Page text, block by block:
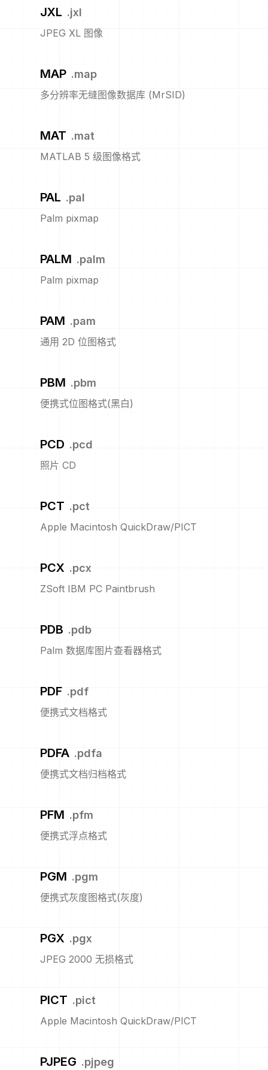
JXL .jxl
JPEG XL 图像
MAP .map
多分辨率无缝图像数据库 (MrSID)
MAT .mat
MATLAB 5 级图像格式
PAL .pal
Palm pixmap
PALM .palm
Palm pixmap
PAM .pam
通用 2D 位图格式
PBM .pbm
便携式位图格式(黑白)
PCD .pcd
照片 CD
PCT .pct
Apple Macintosh QuickDraw/PICT
PCX .pcx
ZSoft IBM PC Paintbrush
PDB .pdb
Palm 数据库图片查看器格式
PDF .pdf
便携式文档格式
PDFA .pdfa
便携式文档归档格式
PFM .pfm
便携式浮点格式
PGM .pgm
便携式灰度图格式(灰度)
PGX .pgx
JPEG 2000 无损格式
PICT .pict
Apple Macintosh QuickDraw/PICT
PJPEG .pjpeg